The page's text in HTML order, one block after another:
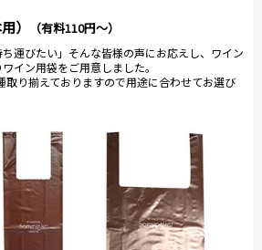
） （有料110円～）
ち運びたい」そんな皆様の声にお応えし、ワイン
イン用袋をご用意しました。
取り揃えておりますので用途に合わせてお選び